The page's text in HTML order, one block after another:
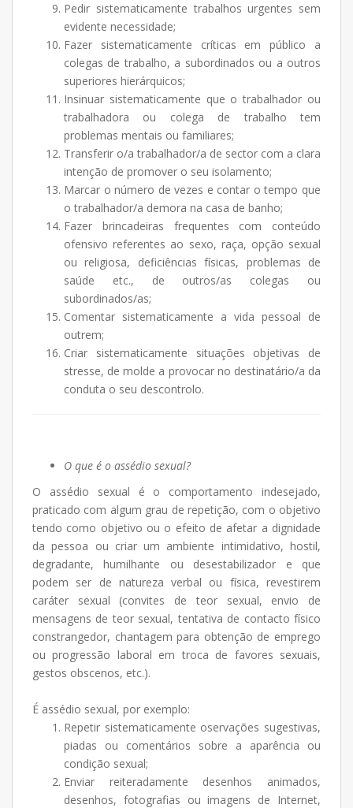
Pedir sistematicamente trabalhos urgentes sem
evidente necessidade;
Fazer sistematicamente críticas em público a
colegas de trabalho, a subordinados ou a outros
superiores hierárquicos;
Insinuar sistematicamente que o trabalhador ou
trabalhadora ou colega de trabalho tem
problemas mentais ou familiares;
Transferir o/a trabalhador/a de sector com a clara
intenção de promover o seu isolamento;
Marcar o número de vezes e contar o tempo que
o trabalhador/a demora na casa de banho;
Fazer brincadeiras frequentes com conteúdo
ofensivo referentes ao sexo, raça, opção sexual
ou religiosa, deficiências físicas, problemas de
saúde etc., de outros/as colegas ou
subordinados/as;
Comentar sistematicamente a vida pessoal de
outrem;
Criar sistematicamente situações objetivas de
stresse, de molde a provocar no destinatário/a da
conduta o seu descontrolo.
O que é o assédio sexual?
O assédio sexual é o comportamento indesejado,
praticado com algum grau de repetição, com o objetivo
tendo como objetivo ou o efeito de afetar a dignidade
da pessoa ou criar um ambiente intimidativo, hostil,
degradante, humilhante ou desestabilizador e que
podem ser de natureza verbal ou física, revestirem
caráter sexual (convites de teor sexual, envio de
mensagens de teor sexual, tentativa de contacto físico
constrangedor, chantagem para obtenção de emprego
ou progressão laboral em troca de favores sexuais,
gestos obscenos, etc.).
É assédio sexual, por exemplo:
Repetir sistematicamente oservações sugestivas,
piadas ou comentários sobre a aparência ou
condição sexual;
Enviar reiteradamente desenhos animados,
desenhos, fotografias ou imagens de Internet,